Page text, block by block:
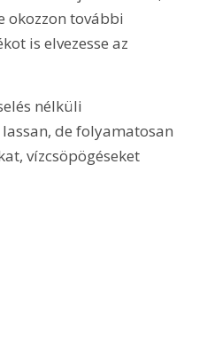
okozzon további
is elvezesse az
nélküli
de folyamatosan
vízcsöpögéseket